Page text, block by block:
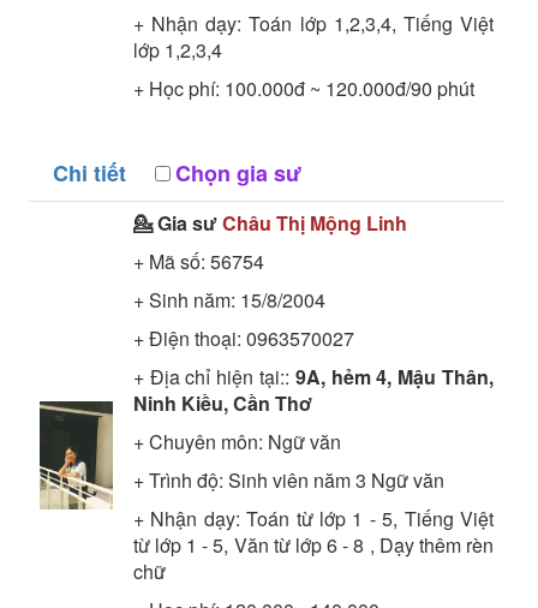
+ Nhận dạy: Toán lớp 1,2,3,4, Tiếng Việt
lớp 1,2,3,4
+ Học phí: 100.000đ ~ 120.000đ/90 phút
Chi tiết Chọn gia sư
💁 Gia sưChâu Thị Mộng Linh
+ Mã số: 56754
+ Sinh năm: 15/8/2004
+ Điện thoại: 0963570027
+ Địa chỉ hiện tại:: 9A, hẻm 4, Mậu Thân,
Ninh Kiều, Cần Thơ
+ Chuyên môn: Ngữ văn
+ Trình độ: Sinh viên năm 3 Ngữ văn
+ Nhận dạy: Toán từ lớp 1 - 5, Tiếng Việt
từ lớp 1 - 5, Văn từ lớp 6 - 8 , Dạy thêm rèn
chữ